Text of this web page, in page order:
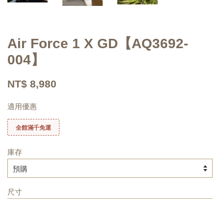
Air Force 1 X GD【AQ3692-
004】
NT$ 8,980
適用優惠
全館滿千免運
庫存
尺寸